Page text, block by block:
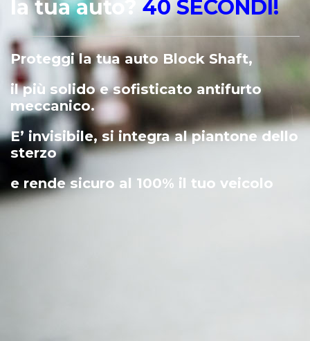
la tua auto? 40 SECONDI!
Proteggi la tua auto Block Shaft,
il più solido e sofisticato antifurto
meccanico.
E’ invisibile, si integra al piantone dello
sterzo
e rende sicuro al 100% il tuo veicolo